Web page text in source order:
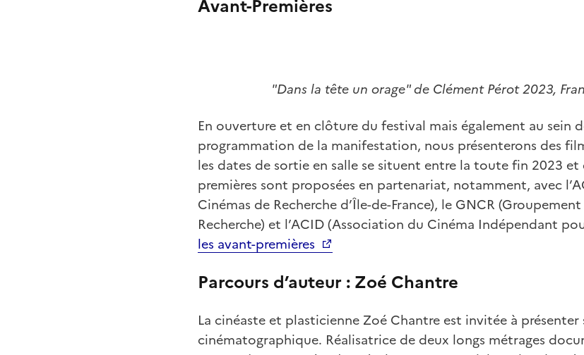
Avant-Premières
"Dans la tête un orage" de Clément Pérot 2023,
En ouverture et en clôture du festival mais également au sein
programmation de la manifestation, nous présenterons des
les dates de sortie en salle se situent entre la toute fin 2023
premières sont proposées en partenariat, notamment, avec
Cinémas de Recherche d’Île-de-France), le GNCR
Recherche) et l’ACID (Association du Cinéma Indépendant
les avant-premières
Parcours d’auteur : Zoé Chantre
La cinéaste et plasticienne Zoé Chantre est invitée à
cinématographique. Réalisatrice de deux longs métrages